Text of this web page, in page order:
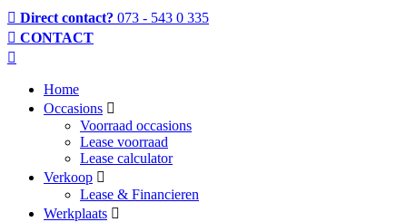
Direct contact? 073 - 543 0 335
CONTACT
Home
Occasions
Voorraad occasions
Lease voorraad
Lease calculator
Verkoop
Lease & Financieren
Werkplaats